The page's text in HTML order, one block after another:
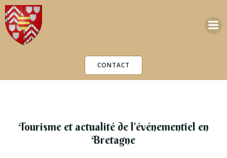
CONTACT
Tourisme et actualité de l'événementiel en
Bretagne